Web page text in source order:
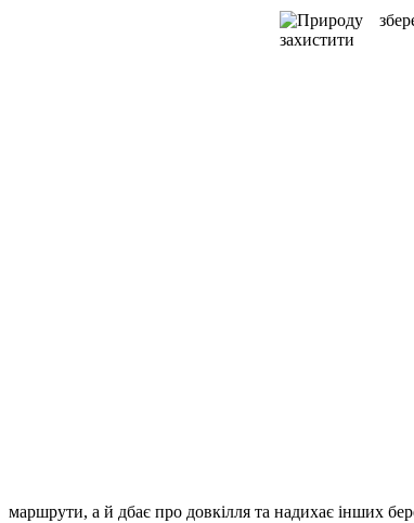
маршрути, а й дбає про довкілля та надихає інших